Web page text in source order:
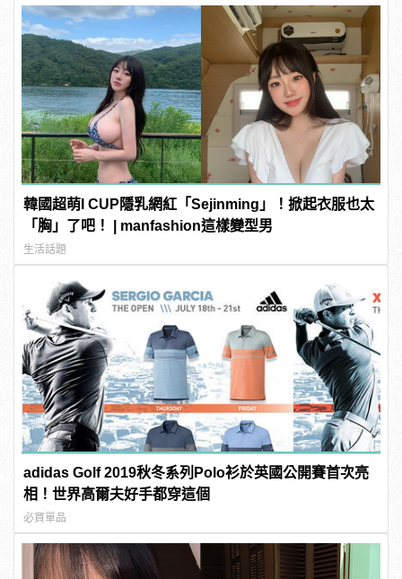
韓國超萌I CUP隱乳網紅「Sejinming」！掀起衣服也太
「胸」了吧！ | manfashion這樣變型男
生活話題
adidas Golf 2019秋冬系列Polo衫於英國公開賽首次亮
相！世界高爾夫好手都穿這個
必買單品